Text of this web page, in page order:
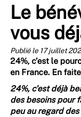
Le
vous
Publié le 17 juillet
24%, c’est le
en France. En
24%, c’est déjà
des besoins pour
peu au regard